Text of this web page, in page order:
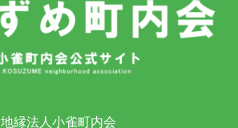
地縁法人小雀町内会